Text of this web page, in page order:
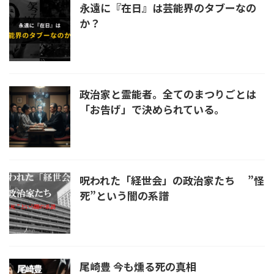
永遠に『在日』は芸能界のタブーなの
か？
政治家と霊能者。全てのまつりごとは
「お告げ」で決められている。
呪われた「経世会」の政治家たち ”怪
死”という闇の系譜
尾崎豊 今も燻る死の真相